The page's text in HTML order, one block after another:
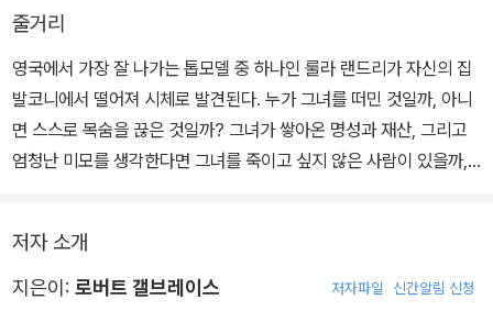
경찰 조사 결과 사건은 자살로 마무리되는 듯했지만, 존 브리스토는
라이크를 찾는다. 스트라이크는 언론에서 하루가 멀다 하고 떠들어대
는 데다 이미 경찰 조사까지 끝난 이 사건을 맡고 싶은 마음이 전혀 없
었다. 그러나 마침 그는 연인에게 버림받고 아파트에서 쫓겨나 파산
직전의 상황인 데다, 새롭게 임시로 고용한 비서 로빈에게 보수도 주
치며 룰라 랜드리의 경비원, 운전기사, 삼촌, 친구, 동료 들을 만나 사
줄거리
영국에서 가장 잘 나가는 톱모델 중 하나인 룰라 랜드리가 자신의 집
발코니에서 떨어져 시체로 발견된다. 누가 그녀를 떠민 것일까, 아니
면 스스로 목숨을 끊은 것일까? 그녀가 쌓아온 명성과 재산, 그리고
엄청난 미모를 생각한다면 그녀를 죽이고 싶지 않은 사람이 있을까,
여동생의 죽음에 대해 추가 조사를 해달라며 사립탐정인 코모란 스트
라이크를 찾는다. 스트라이크는 언론에서 하루가 멀다 하고 떠들어대
저자 소개
지은이: 로버트 갤브레이스 저자파일 신간알림 신청